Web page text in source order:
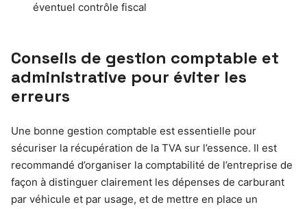
éventuel contrôle fiscal
Conseils de gestion comptable et
administrative pour éviter les
erreurs
Une bonne gestion comptable est essentielle pour
sécuriser la récupération de la TVA sur l’essence. Il est
recommandé d’organiser la comptabilité de l’entreprise de
façon à distinguer clairement les dépenses de carburant
par véhicule et par usage, et de mettre en place un